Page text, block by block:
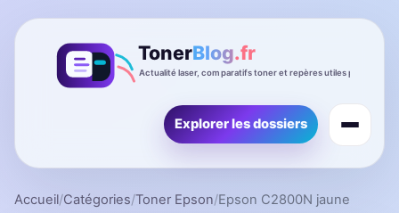
Explorer les dossiers
Accueil/Catégories/Toner Epson/Epson C2800N jaune